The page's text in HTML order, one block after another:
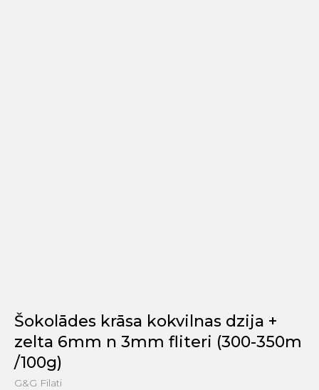
Šokolādes krāsa kokvilnas dzija +
zelta 6mm n 3mm fliteri (300-350m
/100g)
G&G Filati